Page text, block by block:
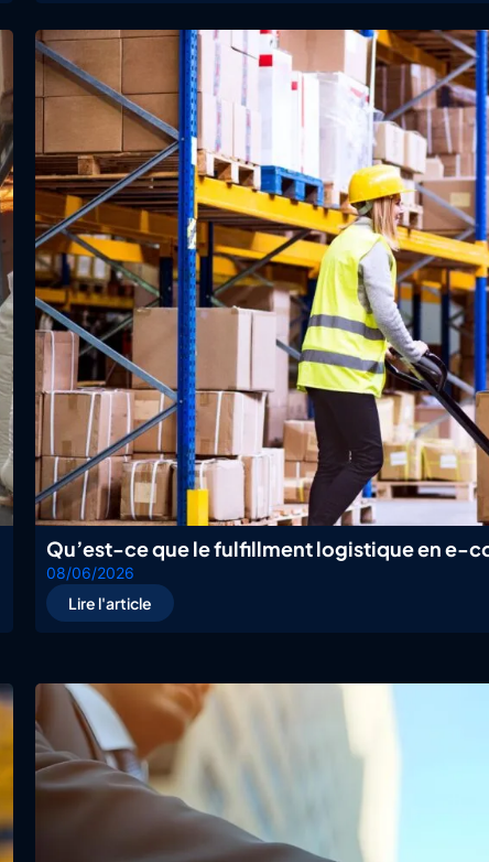
Qu’est-ce que le fulfillment logistique en e-
08/06/2026
Lire l'article